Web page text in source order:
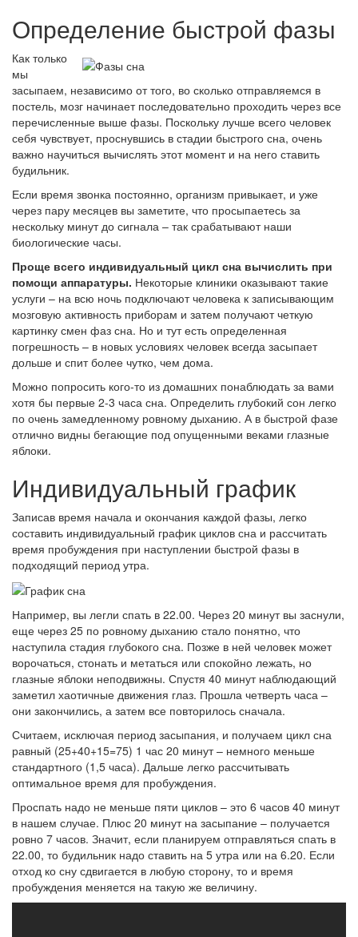
Определение быстрой фазы
Как только
мы
засыпаем, независимо от того, во сколько отправляемся в
постель, мозг начинает последовательно проходить через все
перечисленные выше фазы. Поскольку лучше всего человек
себя чувствует, проснувшись в стадии быстрого сна, очень
важно научиться вычислять этот момент и на него ставить
будильник.
Если время звонка постоянно, организм привыкает, и уже
через пару месяцев вы заметите, что просыпаетесь за
нескольку минут до сигнала – так срабатывают наши
биологические часы.
Проще всего индивидуальный цикл сна вычислить при
помощи аппаратуры. Некоторые клиники оказывают такие
услуги – на всю ночь подключают человека к записывающим
мозговую активность приборам и затем получают четкую
картинку смен фаз сна. Но и тут есть определенная
погрешность – в новых условиях человек всегда засыпает
дольше и спит более чутко, чем дома.
Можно попросить кого-то из домашних понаблюдать за вами
хотя бы первые 2-3 часа сна. Определить глубокий сон легко
по очень замедленному ровному дыханию. А в быстрой фазе
отлично видны бегающие под опущенными веками глазные
яблоки.
Индивидуальный график
Записав время начала и окончания каждой фазы, легко
составить индивидуальный график циклов сна и рассчитать
время пробуждения при наступлении быстрой фазы в
подходящий период утра.
Например, вы легли спать в 22.00. Через 20 минут вы заснули,
еще через 25 по ровному дыханию стало понятно, что
наступила стадия глубокого сна. Позже в ней человек может
ворочаться, стонать и метаться или спокойно лежать, но
глазные яблоки неподвижны. Спустя 40 минут наблюдающий
заметил хаотичные движения глаз. Прошла четверть часа –
они закончились, а затем все повторилось сначала.
Считаем, исключая период засыпания, и получаем цикл сна
равный (25+40+15=75) 1 час 20 минут – немного меньше
стандартного (1,5 часа). Дальше легко рассчитывать
оптимальное время для пробуждения.
Проспать надо не меньше пяти циклов – это 6 часов 40 минут
в нашем случае. Плюс 20 минут на засыпание – получается
ровно 7 часов. Значит, если планируем отправляться спать в
22.00, то будильник надо ставить на 5 утра или на 6.20. Если
отход ко сну сдвигается в любую сторону, то и время
пробуждения меняется на такую же величину.